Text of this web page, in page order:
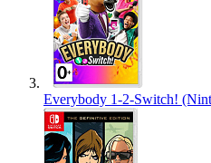
Everybody 1-2-Switch!